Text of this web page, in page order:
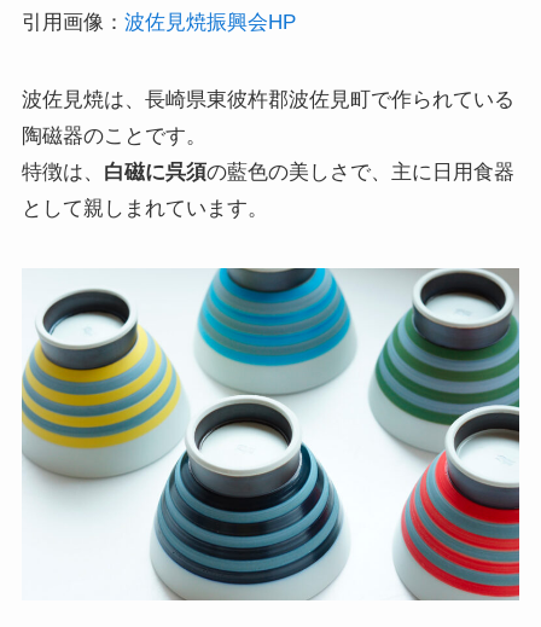
引用画像： 波佐見焼振興会HP
波佐見焼は、長崎県東彼杵郡波佐見町で作られている
陶磁器のことです。
特徴は、 白磁に呉須の藍色の美しさで、主に日用食器
として親しまれています。